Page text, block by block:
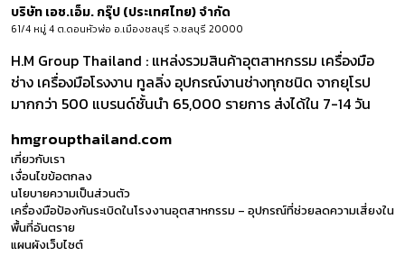
บริษัท เอช.เอ็ม. กรุ๊ป (ประเทศไทย) จำกัด
61/4 หมู่ 4 ต.ดอนหัวฬ่อ อ.เมืองชลบุรี จ.ชลบุรี 20000
H.M Group Thailand : แหล่งรวมสินค้าอุตสาหกรรม เครื่องมือ
ช่าง เครื่องมือโรงงาน ทูลลิ่ง อุปกรณ์งานช่างทุกชนิด จากยุโรป
มากกว่า 500 แบรนด์ชั้นนำ 65,000 รายการ ส่งได้ใน 7-14 วัน
hmgroupthailand.com
เกี่ยวกับเรา
เงื่อนไขข้อตกลง
นโยบายความเป็นส่วนตัว
เครื่องมือป้องกันระเบิดในโรงงานอุตสาหกรรม – อุปกรณ์ที่ช่วยลดความเสี่ยงใน
พื้นที่อันตราย
แผนผังเว็บไซต์